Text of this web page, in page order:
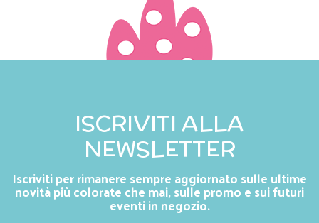
ISCRIVITI ALLA
NEWSLETTER
Iscriviti per rimanere sempre aggiornato sulle ultime
novità più colorate che mai, sulle promo e sui futuri
eventi in negozio.